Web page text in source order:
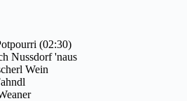
(02:30)
Nussdorf 'naus
Wein